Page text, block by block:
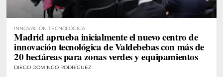
INNOVACIÓN TECNOLÓGICA
Madrid aprueba inicialmente el nuevo centro de
innovación tecnológica de Valdebebas con más de
20 hectáreas para zonas verdes y equipamientos
DIEGO DOMINGO RODRÍGUEZ